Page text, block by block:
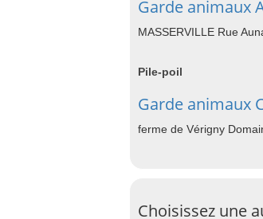
Garde animaux
MASSERVILLE Rue
Pile-poil
Garde animaux
ferme de Vérigny
Choisissez une